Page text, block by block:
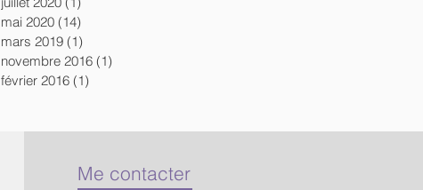
mai 2020 (14)
mars 2019 (1)
novembre 2016 (1)
février 2016 (1)
Me contacter